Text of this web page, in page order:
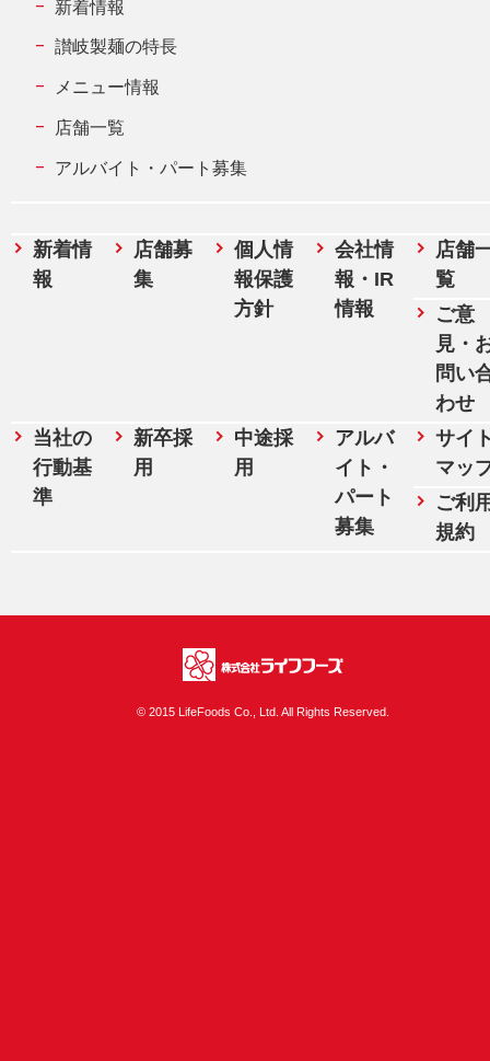
新着情報
讃岐製麺の特長
メニュー情報
店舗一覧
アルバイト・パート募集
新着情
報
店舗募
集
個人情
報保護
方針
会社情
報・IR
情報
店舗
覧
ご意
見・
問い
わせ
当社の
行動基
準
新卒採
用
中途採
用
アルバ
イト・
パート
募集
サイ
マッ
ご利
規約
© 2015 LifeFoods Co., Ltd. All Rights Reserved.